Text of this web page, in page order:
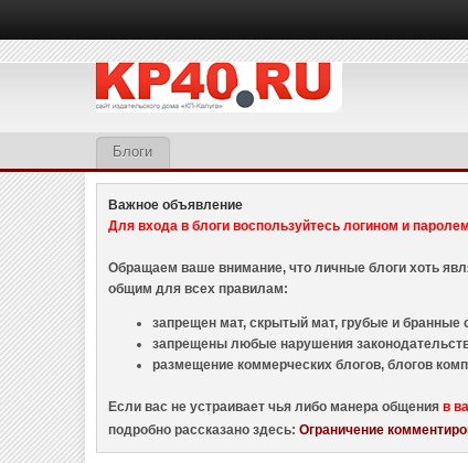
Блоги
Важное объявление
Для входа в блоги воспользуйтесь логином и
Обращаем ваше внимание, что личные блоги хоть
общим для всех правилам:
запрещен мат, скрытый мат, грубые и бранные
запрещены любые нарушения
размещение коммерческих блогов, блогов
Если вас не устраивает чья либо манера общенияв
подробно рассказано здесь:Ограничение